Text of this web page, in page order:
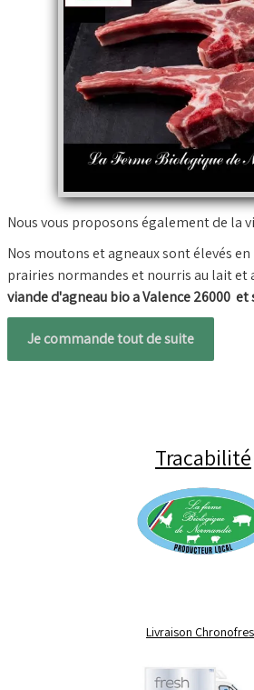
Nous vous proposons également de la
Nos moutons et agneaux sont élevés
prairies normandes et nourris au lait et
viande d'agneau bio a Valence 26000 et
Je commande tout de suite
Tracabilité
Livraison